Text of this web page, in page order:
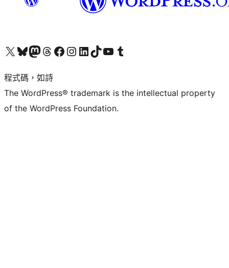
查看我們的 X (之前的 Twitter) 帳號造訪我們的 Bluesky 帳號造訪我們的 Mastodon 帳號造訪我們的 Threads 帳號 造訪我們的 Facebook 粉絲專頁Visit our Instagram account
Visit our LinkedIn account
造訪我們的 TikTok 帳號Visit our YouTube channel
造訪我們的 Tumblr 帳號
程式碼，如詩
The WordPress® trademark is the intellectual property
of the WordPress Foundation.